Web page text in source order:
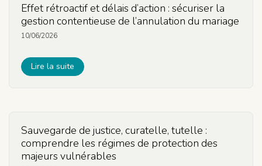
Effet rétroactif et délais d’action : sécuriser la
gestion contentieuse de l’annulation du mariage
10/06/2026
Lire la suite
Sauvegarde de justice, curatelle, tutelle :
comprendre les régimes de protection des
majeurs vulnérables